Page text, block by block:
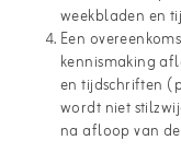
weekbladen en
Een
kennismaking
en tijdschriften
wordt niet
na afloop van